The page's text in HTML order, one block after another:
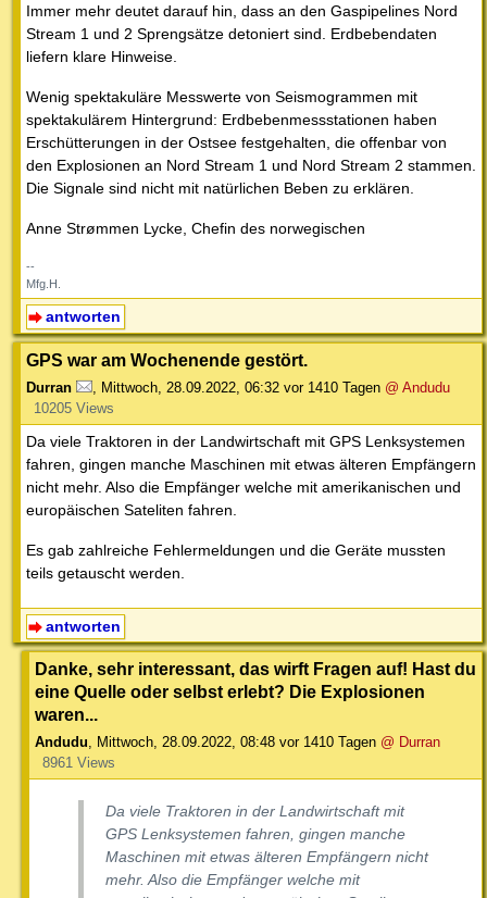
Immer mehr deutet darauf hin, dass an den Gaspipelines Nord
Stream 1 und 2 Sprengsätze detoniert sind. Erdbebendaten
liefern klare Hinweise.
Wenig spektakuläre Messwerte von Seismogrammen mit
spektakulärem Hintergrund: Erdbebenmessstationen haben
Erschütterungen in der Ostsee festgehalten, die offenbar von
den Explosionen an Nord Stream 1 und Nord Stream 2 stammen.
Die Signale sind nicht mit natürlichen Beben zu erklären.
Anne Strømmen Lycke, Chefin des norwegischen
--
Mfg.H.
antworten
GPS war am Wochenende gestört.
Durran Mittwoch, 28.09.2022, 06:32 vor 1410 Tagen @ Andudu
10205 Views
Da viele Traktoren in der Landwirtschaft mit GPS Lenksystemen
fahren, gingen manche Maschinen mit etwas älteren Empfängern
nicht mehr. Also die Empfänger welche mit amerikanischen und
europäischen Sateliten fahren.
Es gab zahlreiche Fehlermeldungen und die Geräte mussten
teils getauscht werden.
antworten
Danke, sehr interessant, das wirft Fragen auf! Hast du
eine Quelle oder selbst erlebt? Die Explosionen
waren...
Andudu, Mittwoch, 28.09.2022, 08:48 vor 1410 Tagen @ Durran
8961 Views
Da viele Traktoren in der Landwirtschaft mit
GPS Lenksystemen fahren, gingen manche
Maschinen mit etwas älteren Empfängern nicht
mehr. Also die Empfänger welche mit